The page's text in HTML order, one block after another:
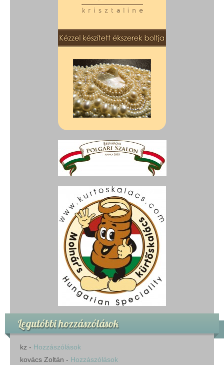
Legutóbbi hozzászólások
kz - Hozzászólások
kovács Zoltán - Hozzászólások